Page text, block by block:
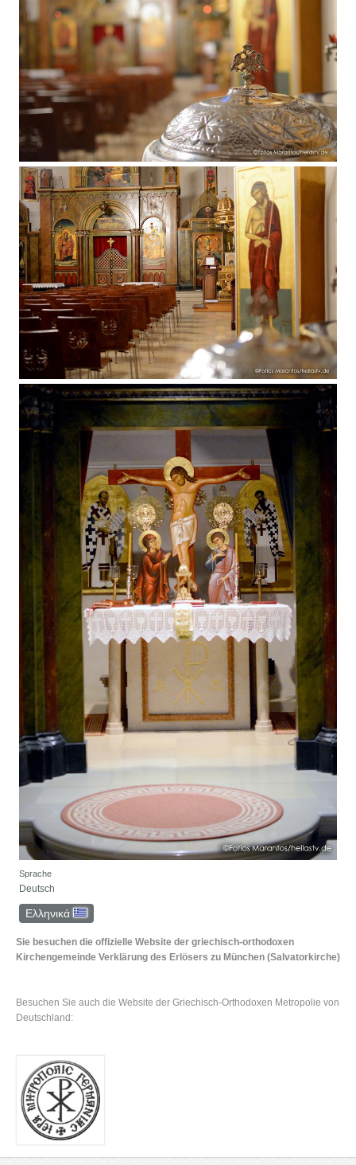
Sprache
Deutsch
Ελληνικά
Sie besuchen die offizielle Website der griechisch-orthodoxen
Kirchengemeinde Verklärung des Erlösers zu München (Salvatorkirche)
Besuchen Sie auch die Website der Griechisch-Orthodoxen Metropolie von
Deutschland: